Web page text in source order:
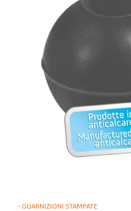
• GUARNIZIONI STAMPATE